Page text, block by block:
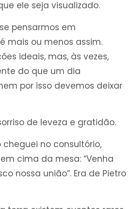
ele seja visualizado.
pensarmos em
mais ou menos assim.
ideais, mas, às vezes,
do que um dia
por isso devemos deixar
de leveza e gratidão.
no consultório,
cima da mesa: “Venha
nossa união”. Era de Pietro